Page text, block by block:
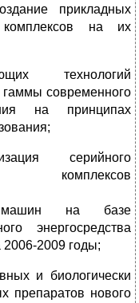
при­кладных
комплексов на их
технологий
современного
на принципах
серийного
машин на базе
энергосредства
2009 годы;
и биологически
препаратов нового